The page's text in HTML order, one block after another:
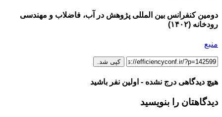
دومین کنفرانس بین المللی پژوهش در آب، فاضلاب و مهندسی
رودخانه (۱۴۰۲)
منبع
کپی شد.
هیچ دیدگاهی درج نشده - اولین نفر باشید
دیدگاهتان را بنویسید